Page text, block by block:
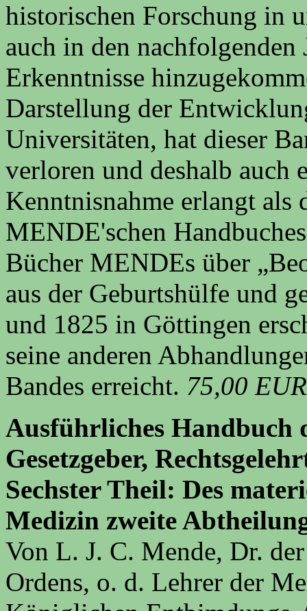
historischen Forschung in
auch in den nachfolgenden
Erkenntnisse
Darstellung der
Universitäten, hat dieser
verloren und deshalb auch
Kenntnisnahme erlangt als
MENDE'schen
Bücher MENDEs über
aus der Geburtshülfe und
und 1825 in Göttingen
seine anderen
Bandes erreicht. 75,00 EUR
Ausführliches Handbuch
Gesetzgeber,
Sechster Theil: Des
Medizin zweite
Von L. J. C. Mende, Dr.
Ordens, o. d. Lehrer der